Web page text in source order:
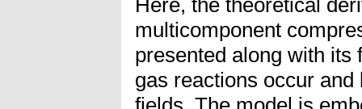
multicomponent
presented along with
gas reactions occur